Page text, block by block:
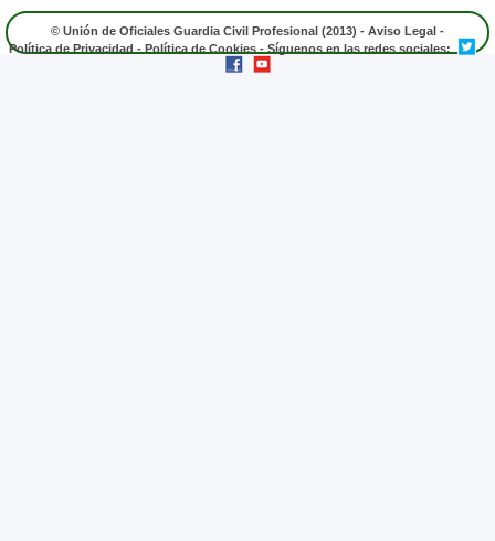
© Unión de Oficiales Guardia Civil Profesional (2013) - Aviso Legal -
Política de Privacidad - Política de Cookies - Síguenos en las redes sociales: